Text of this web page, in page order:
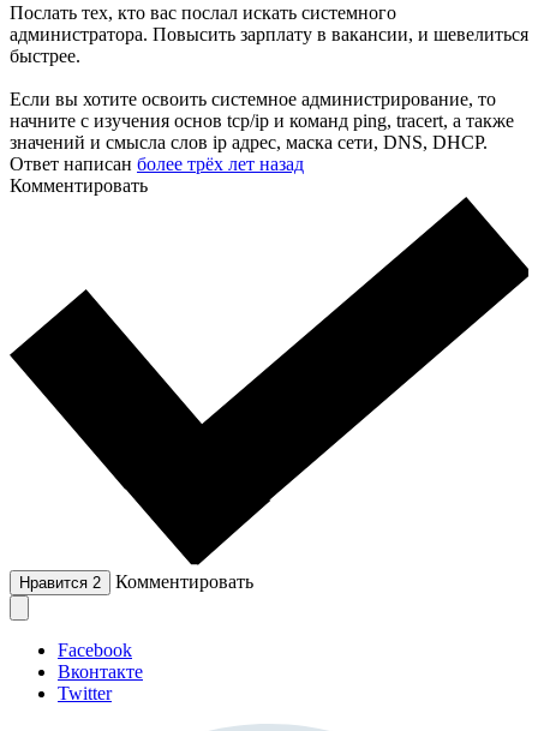
Послать тех, кто вас послал искать системного
администратора. Повысить зарплату в вакансии, и шевелиться
быстрее.
Если вы хотите освоить системное администрирование, то
начните с изучения основ tcp/ip и команд ping, tracert, а также
значений и смысла слов ip адрес, маска сети, DNS, DHCP.
Ответ написан более трёх лет назад
Комментировать
Нравится 2 Комментировать
Facebook
Вконтакте
Twitter